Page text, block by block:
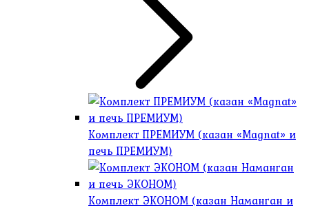
Комплект ПРЕМИУМ (казан «Magnat» и
печь ПРЕМИУМ)
Комплект ЭКОНОМ (казан Наманган и